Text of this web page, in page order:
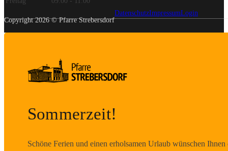
Copyright 2026 © Pfarre Strebersdorf
DatenschutzImpressumLogin
Sommerzeit!
Schöne Ferien und einen erholsamen Urlaub wünschen